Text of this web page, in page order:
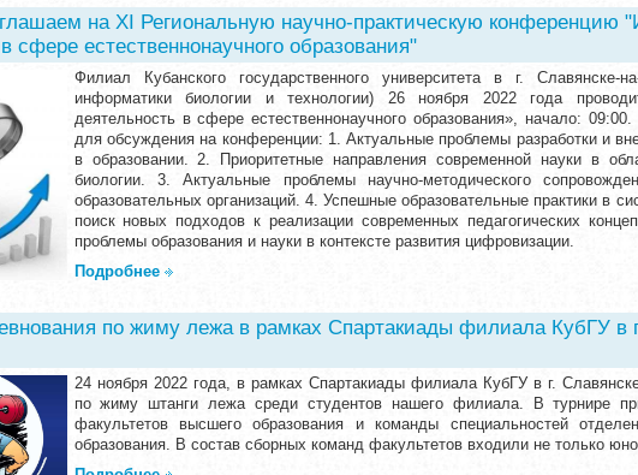
на XI Региональную научно-практическую конференцию
сфере естественнонаучного образования"
Филиал Кубанского государственного университета в г. Славянске-
информатики биологии и технологии) 26 ноября 2022 года
деятельность в сфере естественнонаучного образования», начало:
для обсуждения на конференции: 1. Актуальные проблемы разработки и
в образовании. 2. Приоритетные направления современной науки в
биологии. 3. Актуальные проблемы научно-методического
образовательных организаций. 4. Успешные образовательные практики в
поиск новых подходов к реализации современных педагогических
проблемы образования и науки в контексте развития цифровизации.
Подробнее
по жиму лежа в рамках Спартакиады филиала КубГУ в
24 ноября 2022 года, в рамках Спартакиады филиала КубГУ в г.
по жиму штанги лежа среди студентов нашего филиала. В турнире
факультетов высшего образования и команды специальностей
образования. В состав сборных команд факультетов входили не только